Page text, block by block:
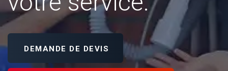
DEMANDE DE DEVIS